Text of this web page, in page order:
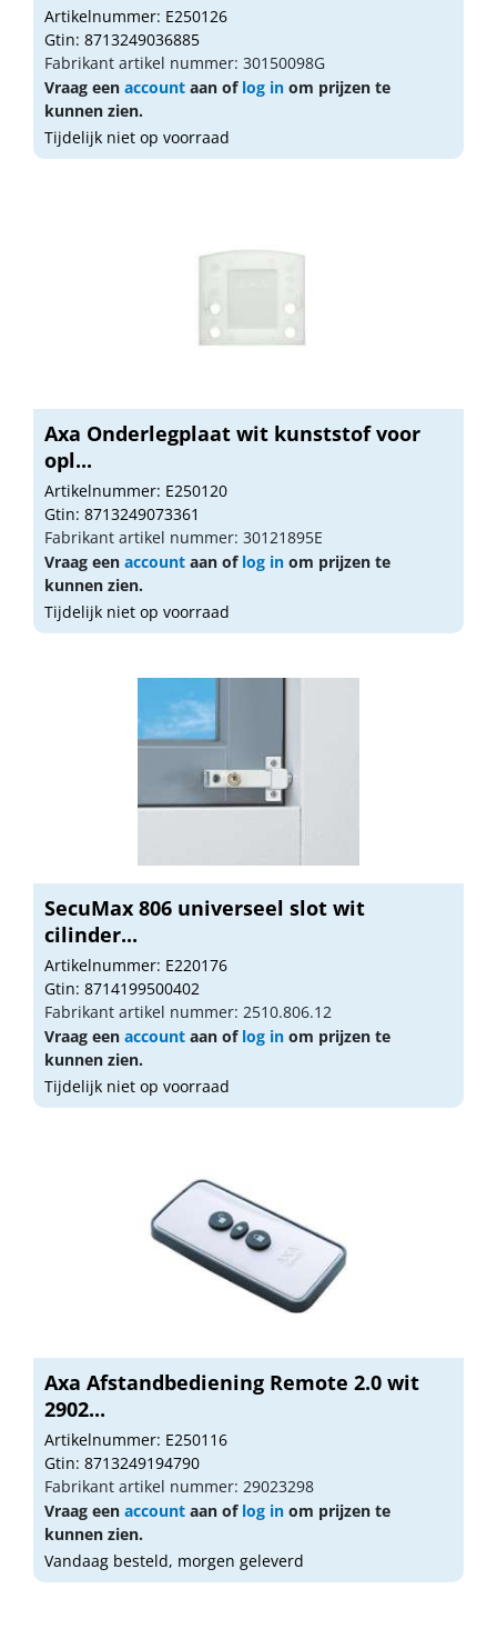
Artikelnummer: E250126
Gtin: 8713249036885
Fabrikant artikel nummer: 30150098G
Vraag een account aan of log in om prijzen te
kunnen zien.
Tijdelijk niet op voorraad
Axa Onderlegplaat wit kunststof voor
opl...
Artikelnummer: E250120
Gtin: 8713249073361
Fabrikant artikel nummer: 30121895E
Vraag een account aan of log in om prijzen te
kunnen zien.
Tijdelijk niet op voorraad
SecuMax 806 universeel slot wit
cilinder...
Artikelnummer: E220176
Gtin: 8714199500402
Fabrikant artikel nummer: 2510.806.12
Vraag een account aan of log in om prijzen te
kunnen zien.
Tijdelijk niet op voorraad
Axa Afstandbediening Remote 2.0 wit
2902...
Artikelnummer: E250116
Gtin: 8713249194790
Fabrikant artikel nummer: 29023298
Vraag een account aan of log in om prijzen te
kunnen zien.
Vandaag besteld, morgen geleverd